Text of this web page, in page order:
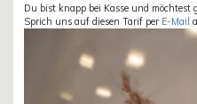
Du bist knapp bei Kasse und möchtest
Sprich uns auf diesen Tarif per E-Mail